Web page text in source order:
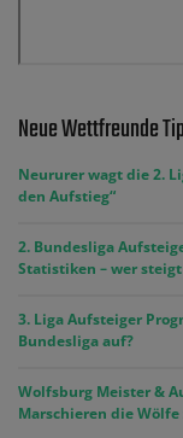
Neue Wettfreunde
Neururer wagt die 2.
den Aufstieg“
2. Bundesliga
Statistiken – wer
3. Liga Aufsteiger
Bundesliga auf?
Wolfsburg Meister &
Marschieren die